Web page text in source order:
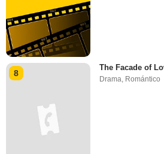
8
The Facade of
Drama, Romántico